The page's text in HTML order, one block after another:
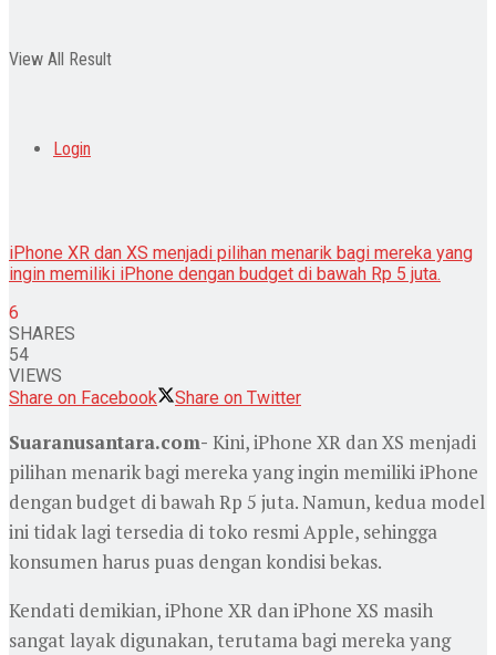
View All Result
Login
iPhone XR dan XS menjadi pilihan menarik bagi mereka yang
ingin memiliki iPhone dengan budget di bawah Rp 5 juta.
6
SHARES
54
VIEWS
Share on Facebook
Share on Twitter
Suaranusantara.com- Kini, iPhone XR dan XS menjadi
pilihan menarik bagi mereka yang ingin memiliki iPhone
dengan budget di bawah Rp 5 juta. Namun, kedua model
ini tidak lagi tersedia di toko resmi Apple, sehingga
konsumen harus puas dengan kondisi bekas.
Kendati demikian, iPhone XR dan iPhone XS masih
sangat layak digunakan, terutama bagi mereka yang